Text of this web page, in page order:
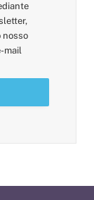
nosso
mail